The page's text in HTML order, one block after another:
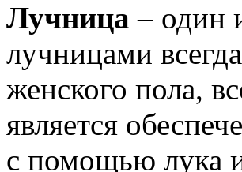
Лучница – один
лучницами
женского пола,
является
с помощью лука и